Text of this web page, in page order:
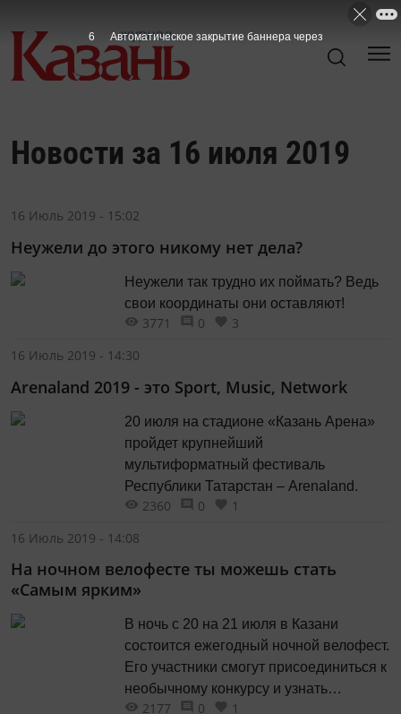
Новости за 16 июля 2019
16 Июль 2019 - 15:02
Неужели до этого никому нет дела?
Неужели так трудно их поймать? Ведь
свои координаты они оставляют!
3771 0
3
16 Июль 2019 - 14:30
Arenaland 2019 - это Sport, Music, Network
20 июля на стадионе «Казань Арена»
пройдет крупнейший
мультиформатный фестиваль
Республики Татарстан – Arenaland.
2360 0
1
16 Июль 2019 - 14:08
На ночном велофесте ты можешь стать
«Самым ярким»
В ночь с 20 на 21 июля в Казани
состоится ежегодный ночной велофест.
Его участники смогут присоединиться к
необычному конкурсу и узнать
любопытные факты о городе.
2177 0
1
5 Автоматическое закрытие баннера через